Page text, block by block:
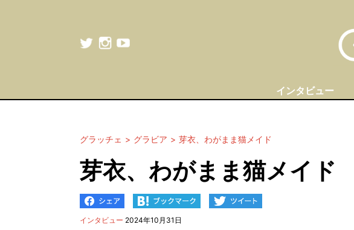
インタビュー
グラッチェ グラビア 芽衣、わがまま猫メイド
芽衣、わがまま猫メイド
インタビュー 2024年10月31日